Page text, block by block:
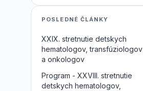
POSLEDNÉ ČLÁNKY
XXIX. stretnutie detskych
hematologov, transfúziologov
a onkologov
Program - XXVIII. stretnutie
detskych hematologov,